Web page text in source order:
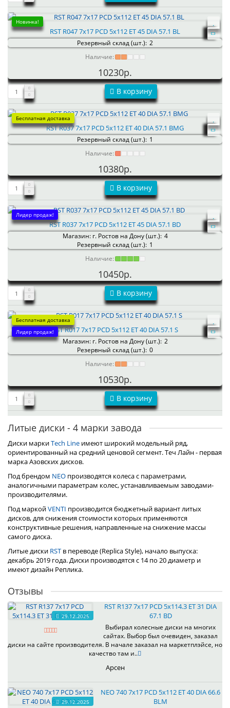
Новинка!
RST R047 7x17 PCD 5x112 ET 45 DIA 57.1 BL
Резервный склад (шт.): 2
Наличие:
10230р.
В корзину
Бесплатная доставка
RST R037 7x17 PCD 5x112 ET 40 DIA 57.1 BMG
Резервный склад (шт.): 1
Наличие:
10380р.
В корзину
Лидер продаж!
RST R037 7x17 PCD 5x112 ET 45 DIA 57.1 BD
Магазин: г. Ростов на Дону (шт.): 4
Резервный склад (шт.): 1
Наличие:
10450р.
В корзину
Бесплатная доставка
Лидер продаж!RST R017 7x17 PCD 5x112 ET 40 DIA 57.1 S
Магазин: г. Ростов на Дону (шт.): 2
Резервный склад (шт.): 0
Наличие:
10530р.
В корзину
Литые диски - 4 марки завода
Диски маркиTech Line имеют широкий модельный ряд,
ориентированный на средний ценовой сегмент. Теч Лайн - первая
марка Азовских дисков.
Под брендом NEO производятся колеса с параметрами,
аналогичными параметрам колес, устанавливаемым заводами-
производителями.
Под маркойVENTI производится бюджетный вариант литых
дисков, для снижения стоимости которых применяются
конструктивные решения, направленные на снижение массы
самого диска.
Литые диски RST в переводе (Replica Style), начало выпуска:
декабрь 2019 года. Диски производятся с 14 по 20 диаметр и
имеют дизайн Реплика.
Отзывы
29.12.2025
RST R137 7x17 PCD 5x114.3 ET 31 DIA
67.1 BD
Выбирал колесные диски на многих
сайтах. Выбор был очевиден, заказал
диски на сайте производителя. В начале заказал на маркетплэйсе, но
качество там и..
Арсен
29.12.2025
NEO 740 7x17 PCD 5x112 ET 40 DIA 66.6
BLM